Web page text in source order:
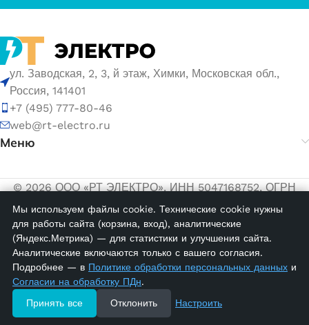
ул. Заводская, 2, 3, й этаж, Химки, Московская обл.,
Россия, 141401
+7 (495) 777-80-46
web@rt-electro.ru
Меню
© 2026 ООО «РТ ЭЛЕКТРО». ИНН 5047168752, ОГРН
1155047005145.
Политика обработки персональных данных
Согласие на обработку персональных данных
PKY-2060;
Наконечник
изолированный
4,00₽
наличии
Мы используем файлы cookie. Технические cookie нужны
для работы сайта (корзина, вход), аналитические
(Яндекс.Метрика) — для статистики и улучшения сайта.
Аналитические включаются только с вашего согласия.
Подробнее — в Политике обработки персональных данных и
Согласии на обработку ПДн.
Принять все
Отклонить Настроить
Меню
Список желаний
СравнитьКорзина